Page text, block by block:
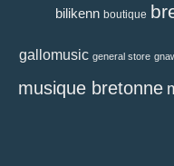
bilikenn boutique
gallomusic general store
musique bretonne